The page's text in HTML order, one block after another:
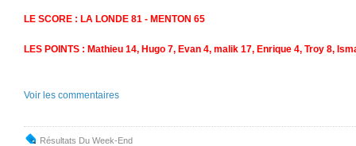
LE SCORE : LA LONDE 81 - MENTON 65
LES POINTS : Mathieu 14, Hugo 7, Evan 4, malik 17, Enrique 4, Troy 8,
Voir les commentaires
Résultats Du Week-End